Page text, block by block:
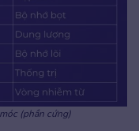
(phần cứng)